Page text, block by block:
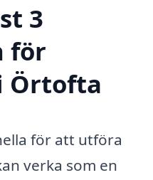
3
för
Örtofta
för att utföra
verka som en